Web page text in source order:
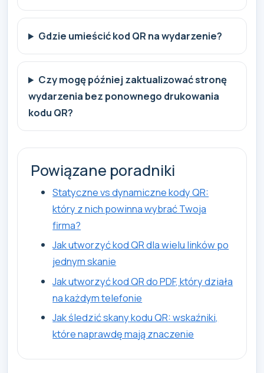
Gdzie umieścić kod QR na wydarzenie?
Czy mogę później zaktualizować stronę
wydarzenia bez ponownego drukowania
kodu QR?
Powiązane poradniki
Statyczne vs dynamiczne kody QR:
który z nich powinna wybrać Twoja
firma?
Jak utworzyć kod QR dla wielu linków po
jednym skanie
Jak utworzyć kod QR do PDF, który działa
na każdym telefonie
Jak śledzić skany kodu QR: wskaźniki,
które naprawdę mają znaczenie